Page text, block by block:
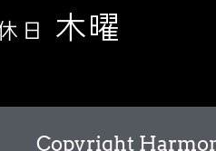
日 木曜
Copyright